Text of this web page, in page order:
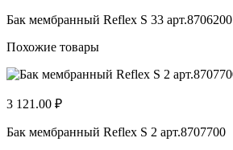
Бак мембранный Reflex S 33 арт.8706200
Похожие товары
3 121.00 ₽
Бак мембранный Reflex S 2 арт.8707700